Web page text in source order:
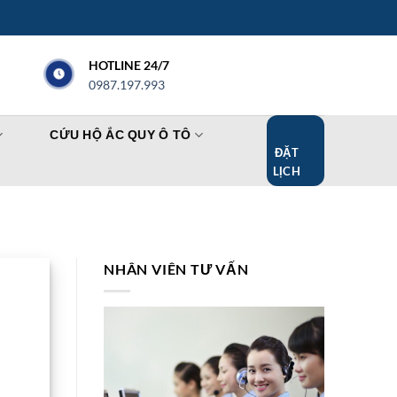
HOTLINE 24/7
0987.197.993
CỨU HỘ ẮC QUY Ô TÔ
ĐẶT
LỊCH
NHÂN VIÊN TƯ VẤN